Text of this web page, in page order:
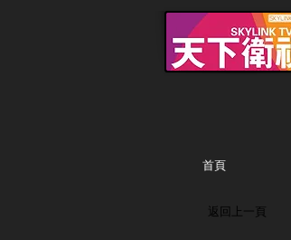
首頁
返回上一頁